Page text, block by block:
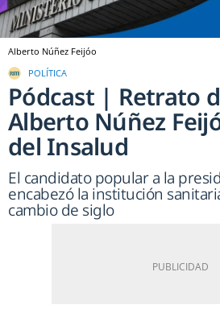
Alberto Núñez Feijóo
POLÍTICA
Pódcast | Retrato
Alberto Núñez
del Insalud
El candidato popular a la
encabezó la institución
cambio de siglo